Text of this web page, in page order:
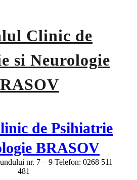
de Psihiatrie
BRASOV
nr. 7 – 9 Telefon: 0268 511
481